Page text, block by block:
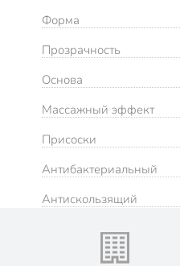
Форма
Прозрачность
Основа
Массажный эффект
Присоски
Антибактериальный
Антискользящий